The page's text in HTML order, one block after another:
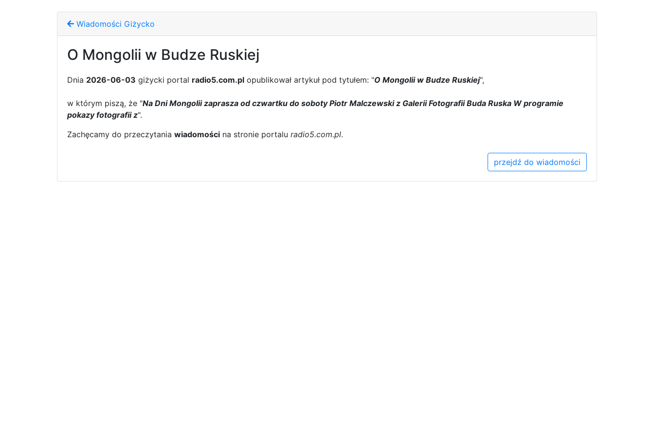
Wiadomości Giżycko
O Mongolii w Budze Ruskiej
Dnia 2026-06-03 giżycki portal radio5.com.pl opublikował artykuł pod tytułem: "O Mongolii w Budze Ruskiej",
w którym piszą, że "Na Dni Mongolii zaprasza od czwartku do soboty Piotr Malczewski z Galerii Fotografii Buda Ruska W programie
pokazy fotografii z".
Zachęcamy do przeczytania wiadomości na stronie portalu radio5.com.pl.
przejdź do wiadomości